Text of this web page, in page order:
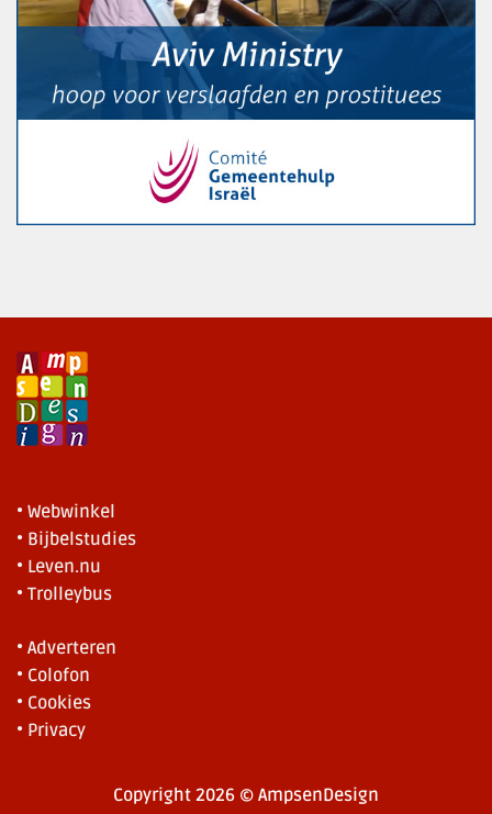
• Webwinkel
• Bijbelstudies
• Leven.nu
• Trolleybus
• Adverteren
• Colofon
• Cookies
• Privacy
Copyright 2026 © AmpsenDesign